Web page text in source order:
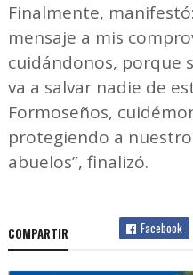
Finalmente,
mensaje a mis
cuidándonos, porque
va a salvar nadie de
Formoseños,
protegiendo a
abuelos”, finalizó.
COMPARTIR Facebook